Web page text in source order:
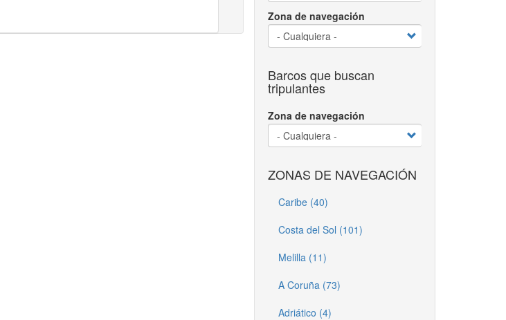
Zona de navegación
Barcos que buscan
tripulantes
Zona de navegación
ZONAS DE NAVEGACIÓN
Caribe (40)
Costa del Sol (101)
Melilla (11)
A Coruña (73)
Adriático (4)